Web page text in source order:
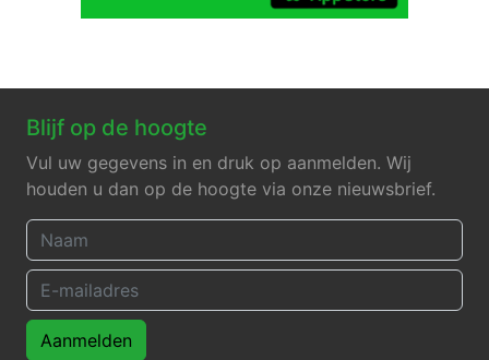
Blijf op de hoogte
Vul uw gegevens in en druk op aanmelden. Wij
houden u dan op de hoogte via onze nieuwsbrief.
Aanmelden